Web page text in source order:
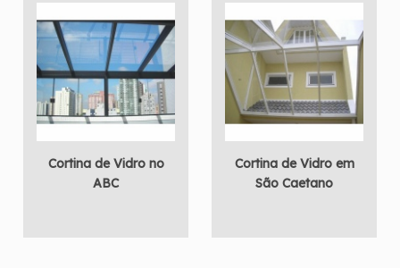
Cortina de Vidro no
ABC
Cortina de Vidro em
São Caetano